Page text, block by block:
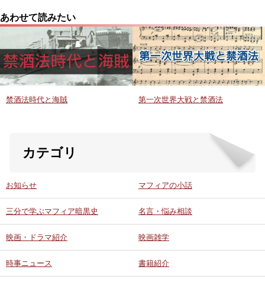
あわせて読みたい
禁酒法時代と海賊 第一次世界大戦と禁酒法
カテゴリ
お知らせ マフィアの小話
三分で学ぶマフィア暗黒史 名言・悩み相談
映画・ドラマ紹介 映画雑学
時事ニュース 書籍紹介